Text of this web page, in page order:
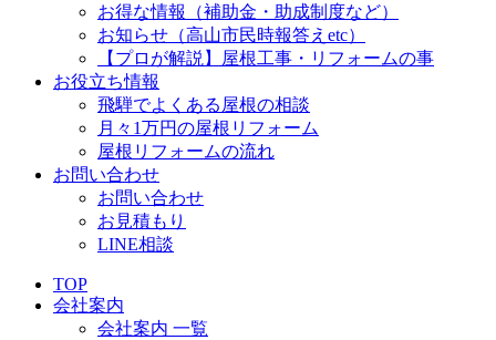
お得な情報（補助金・助成制度など）
お知らせ（高山市民時報答えetc）
【プロが解説】屋根工事・リフォームの事
お役立ち情報
飛騨でよくある屋根の相談
月々1万円の屋根リフォーム
屋根リフォームの流れ
お問い合わせ
お問い合わせ
お見積もり
LINE相談
TOP
会社案内
会社案内 一覧